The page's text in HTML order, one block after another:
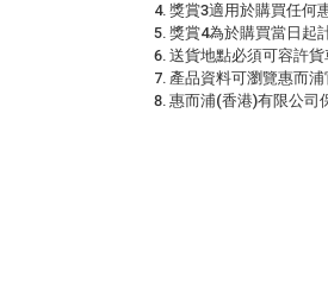
獎賞3適用於購買任何
獎賞4為於購買當日起
送貨地點必須可容許
產品資料可瀏覽惠而
惠而浦(香港)有限公司